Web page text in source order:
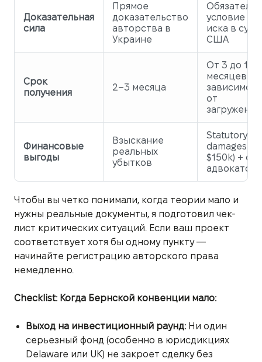
Доказательная
сила
Прямое
доказательство
авторства в
Украине
условие
иска в
США
Срок
получения
2–3 месяца
От 3 до 12
месяцев (в
от
Финансовые
выгоды
Взыскание
реальных
убытков
Statutory
damages
$150k) +
адвокатов
Чтобы вы четко понимали, когда теории мало и
нужны реальные документы, я подготовил чек-
лист критических ситуаций. Если ваш проект
соответствует хотя бы одному пункту —
начинайте регистрацию авторского права
немедленно.
Checklist: Когда Бернской конвенции мало:
Выход на инвестиционный раунд:Ни один
серьезный фонд (особенно в юрисдикциях
Delaware или UK) не закроет сделку без